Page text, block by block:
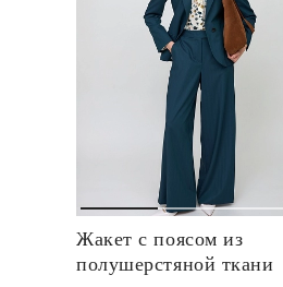
Жакет с поясом из
полушерстяной ткани